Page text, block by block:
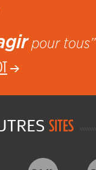
pour tous”
SITES